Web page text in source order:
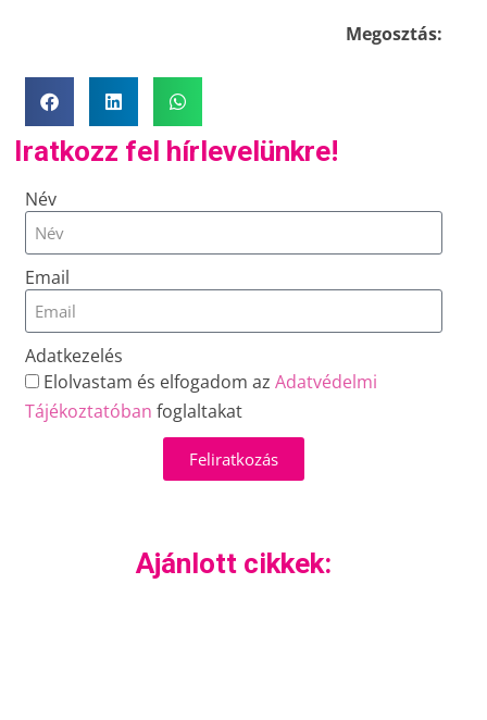
Megosztás:
Iratkozz fel hírlevelünkre!
Név
Email
Adatkezelés
Elolvastam és elfogadom azAdatvédelmi
Tájékoztatóban foglaltakat
Feliratkozás
Ajánlott cikkek: